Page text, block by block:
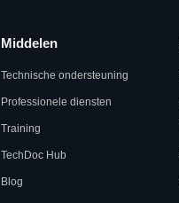
Middelen
Technische ondersteuning
Professionele diensten
Training
TechDoc Hub
Blog